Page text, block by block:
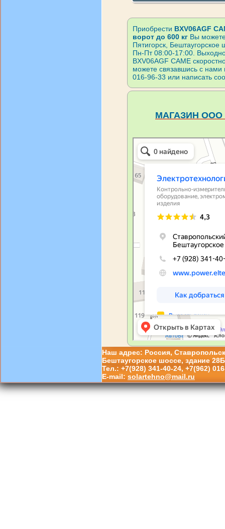
Приобрести BXV06AGF
ворот до 600 кг Вы можете
Пятигорск,
Пн-Пт 08:00-17:00.
BXV06AGF CAME
можете связавшись с
016-96-33 или написать
МАГАЗИН ООО
Наш адрес: Россия,
Бештаугорское шоссе, здание
Тел.: +7(928) 341-40-24, +7(962)
E-mail:solartehno@mail.ru